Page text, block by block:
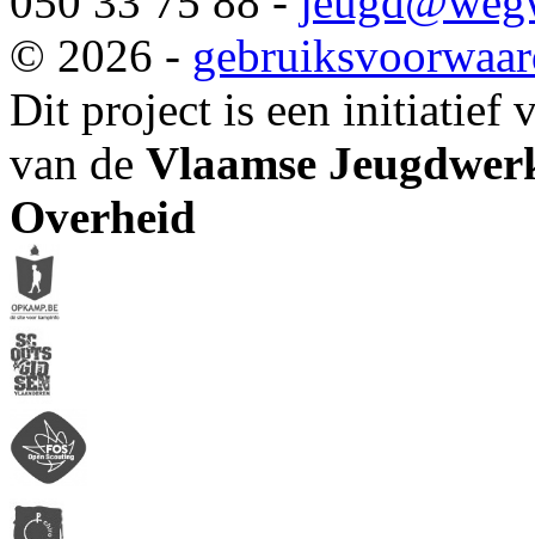
© 2026 -
Dit project is een initiatief
van de Vlaamse
Overheid